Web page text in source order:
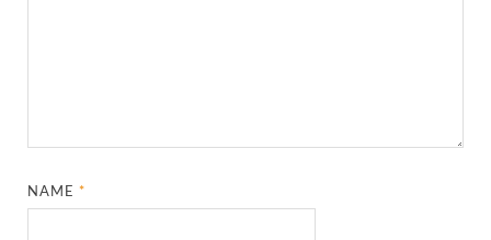
NAME*